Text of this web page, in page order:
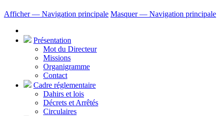
Afficher — Navigation principale Masquer — Navigation principale
Présentation
Mot du Directeur
Missions
Organigramme
Contact
Cadre réglementaire
Dahirs et lois
Décrets et Arrêtés
Circulaires